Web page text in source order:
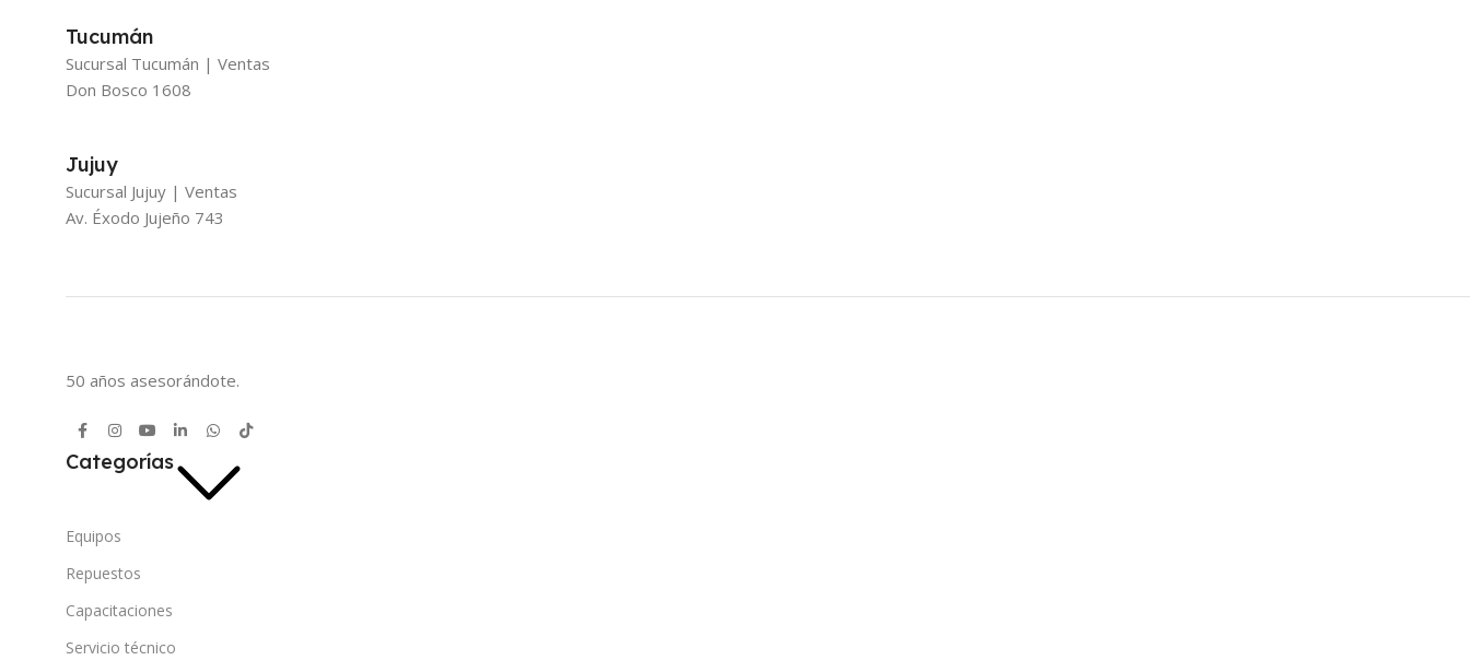
Tucumán
Sucursal Tucumán | Ventas
Don Bosco 1608
Jujuy
Sucursal Jujuy | Ventas
Av. Éxodo Jujeño 743
50 años asesorándote.
Categorías
Equipos
Repuestos
Capacitaciones
Servicio técnico